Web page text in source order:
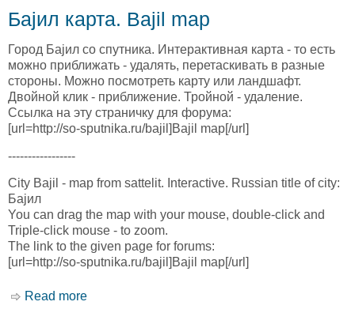
Баjил карта. Bajil map
Город Баjил со спутника. Интерактивная карта - то есть
можно приближать - удалять, перетаскивать в разные
стороны. Можно посмотреть карту или ландшафт.
Двойной клик - приближение. Тройной - удаление.
Ссылка на эту страничку для форума:
[url=http://so-sputnika.ru/bajil]Bajil map[/url]
-----------------
City Bajil - map from sattelit. Interactive. Russian title of city:
Баjил
You can drag the map with your mouse, double-click and
Triple-click mouse - to zoom.
The link to the given page for forums:
[url=http://so-sputnika.ru/bajil]Bajil map[/url]
Read more